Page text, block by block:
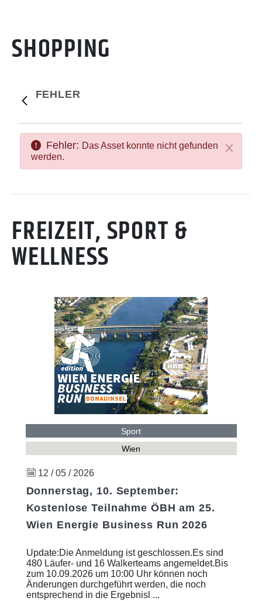
SHOPPING
FEHLER
Schließen
Fehler: Das Asset konnte nicht gefunden
werden.
FREIZEIT, SPORT &
WELLNESS
Sport
Wien
12 / 05 / 2026
Donnerstag, 10. September:
Kostenlose Teilnahme ÖBH am 25.
Wien Energie Business Run 2026
Update:Die Anmeldung ist geschlossen.Es sind
480 Läufer- und 16 Walkerteams angemeldet.Bis
zum 10.09.2026 um 10:00 Uhr können noch
Änderungen durchgeführt werden, die noch
entsprechend in die Ergebnisl ...